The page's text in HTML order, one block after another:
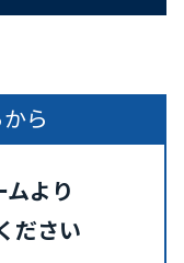
ら
より
ださい